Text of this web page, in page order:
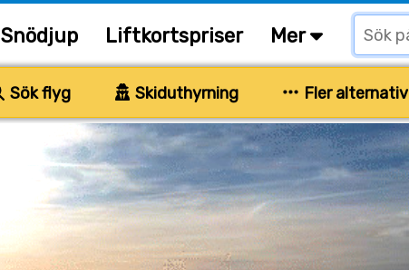
Snödjup Liftkortspriser Mer
Sök flyg Skiduthyrning Fler alternativ